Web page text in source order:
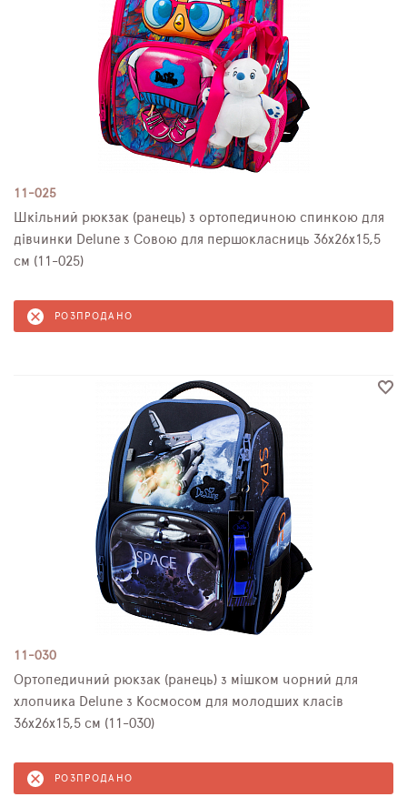
11-025
Шкільний рюкзак (ранець) з ортопедичною спинкою для
дівчинки Delune з Совою для першокласниць 36х26х15,5
см (11-025)
РОЗПРОДАНО
11-030
Ортопедичний рюкзак (ранець) з мішком чорний для
хлопчика Delune з Космосом для молодших класів
36х26х15,5 см (11-030)
РОЗПРОДАНО